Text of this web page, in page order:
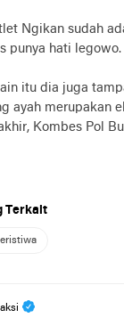
Ngikan sudah
punya hati legowo.
itu dia juga
ayah merupakan
Kombes Pol
Terkait